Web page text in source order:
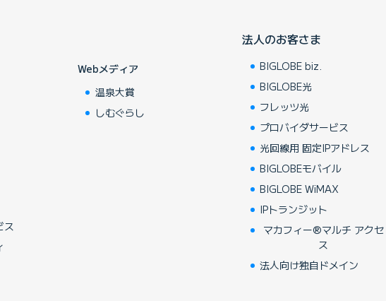
ス
Webメディア
温泉大賞
しむぐらし
法人のお客さま
BIGLOBE biz.
BIGLOBE光
フレッツ光
プロバイダサービス
光回線用 固定IPアドレス
BIGLOBEモバイル
BIGLOBE WiMAX
IPトランジット
マカフィー®マルチ アクセ
ス
法人向け独自ドメイン